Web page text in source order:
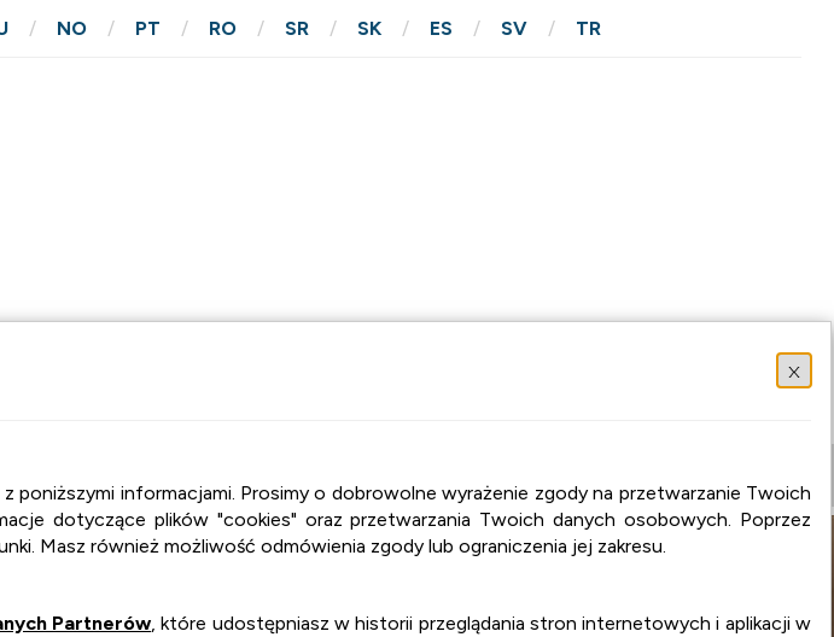
x
poniższymi informacjami. Prosimy o dobrowolne wyrażenie zgody na przetwarzanie Twoich
dotyczące plików "cookies" oraz przetwarzania Twoich danych osobowych. Poprzez
Masz również możliwość odmówienia zgody lub ograniczenia jej zakresu.
Partnerów, które udostępniasz w historii przeglądania stron internetowych i aplikacji w
NO PT RO SR SK ES SV TR